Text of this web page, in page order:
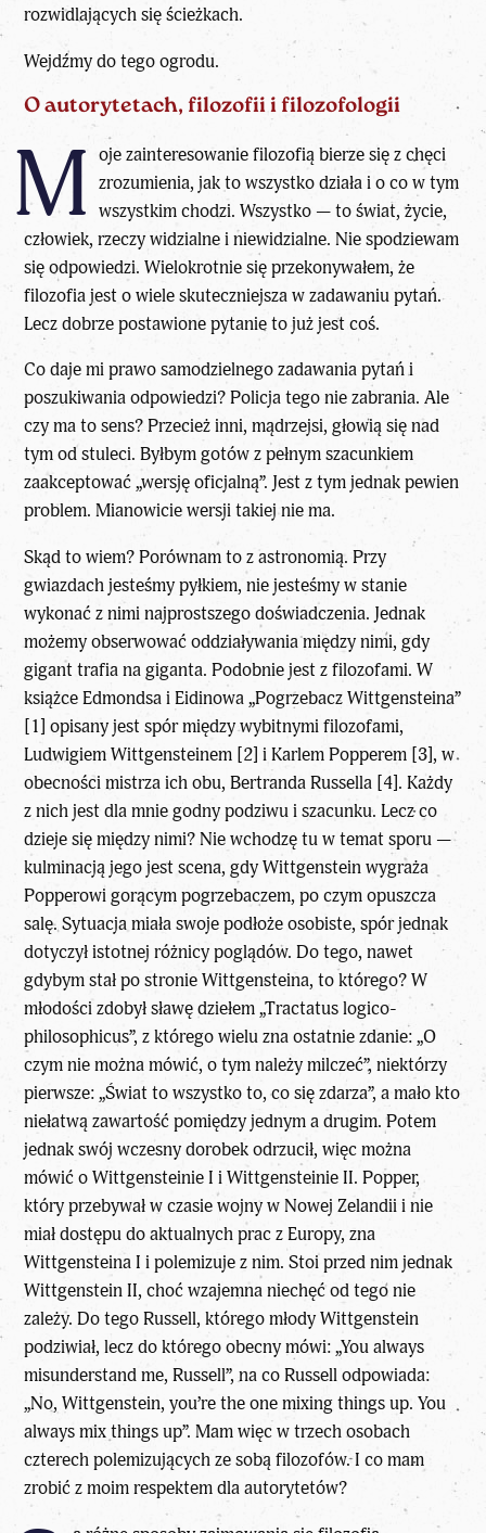
rozwidlających się ścieżkach.
Wejdźmy do tego ogrodu.
O autorytetach, filozofii i filozofologii
M oje zainteresowanie filozofią bierze się z chęci
zrozumienia, jak to wszystko działa i o co w tym
wszystkim chodzi. Wszystko — to świat, życie,
człowiek, rzeczy widzialne i niewidzialne. Nie spodziewam
się odpowiedzi. Wielokrotnie się przekonywałem, że
filozofia jest o wiele skuteczniejsza w zadawaniu pytań.
Lecz dobrze postawione pytanie to już jest coś.
Co daje mi prawo samodzielnego zadawania pytań i
poszukiwania odpowiedzi? Policja tego nie zabrania. Ale
czy ma to sens? Przecież inni, mądrzejsi, głowią się nad
tym od stuleci. Byłbym gotów z pełnym szacunkiem
zaakceptować „wersję oficjalną”. Jest z tym jednak pewien
problem. Mianowicie wersji takiej nie ma.
Skąd to wiem? Porównam to z astronomią. Przy
gwiazdach jesteśmy pyłkiem, nie jesteśmy w stanie
wykonać z nimi najprostszego doświadczenia. Jednak
możemy obserwować oddziaływania między nimi, gdy
gigant trafia na giganta. Podobnie jest z filozofami. W
książce Edmondsa i Eidinowa „Pogrzebacz Wittgensteina”
[1] opisany jest spór między wybitnymi filozofami,
Ludwigiem Wittgensteinem [2] i Karlem Popperem [3], w
obecności mistrza ich obu, Bertranda Russella [4]. Każdy
z nich jest dla mnie godny podziwu i szacunku. Lecz co
dzieje się między nimi? Nie wchodzę tu w temat sporu —
kulminacją jego jest scena, gdy Wittgenstein wygraża
Popperowi gorącym pogrzebaczem, po czym opuszcza
salę. Sytuacja miała swoje podłoże osobiste, spór jednak
dotyczył istotnej różnicy poglądów. Do tego, nawet
gdybym stał po stronie Wittgensteina, to którego? W
młodości zdobył sławę dziełem „Tractatus logico-
philosophicus”, z którego wielu zna ostatnie zdanie: „O
czym nie można mówić, o tym należy milczeć”, niektórzy
pierwsze: „Świat to wszystko to, co się zdarza”, a mało kto
niełatwą zawartość pomiędzy jednym a drugim. Potem
jednak swój wczesny dorobek odrzucił, więc można
mówić o Wittgensteinie I i Wittgensteinie II. Popper,
który przebywał w czasie wojny w Nowej Zelandii i nie
miał dostępu do aktualnych prac z Europy, zna
Wittgensteina I i polemizuje z nim. Stoi przed nim jednak
Wittgenstein II, choć wzajemna niechęć od tego nie
zależy. Do tego Russell, którego młody Wittgenstein
podziwiał, lecz do którego obecny mówi: „You always
misunderstand me, Russell”, na co Russell odpowiada:
„No, Wittgenstein, you’re the one mixing things up. You
always mix things up”. Mam więc w trzech osobach
czterech polemizujących ze sobą filozofów. I co mam
zrobić z moim respektem dla autorytetów?